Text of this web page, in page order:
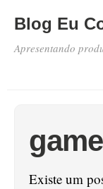
Blog Eu
Apresentando
Existe um